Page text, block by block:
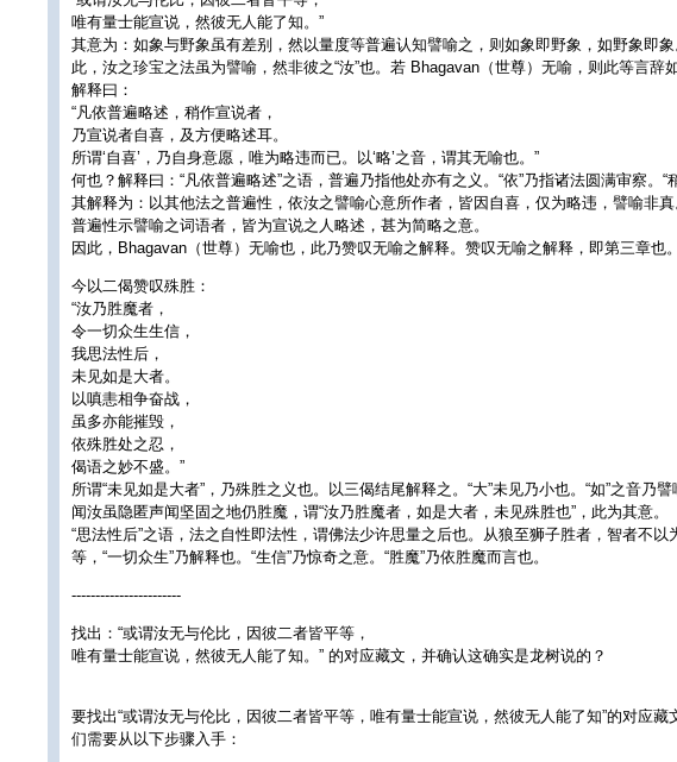
唯有量士能宣说，然彼无人能了知。”
其意为：如象与野象虽有差别，然以量度等普遍认知譬喻之，则如象即野象，如野象即
此，汝之珍宝之法虽为譬喻，然非彼之“汝”也。若 Bhagavan（世尊）无喻，则此等言辞
解释曰：
“凡依普遍略述，稍作宣说者，
乃宣说者自喜，及方便略述耳。
所谓‘自喜’，乃自身意愿，唯为略违而已。以‘略’之音，谓其无喻也。”
何也？解释曰：“凡依普遍略述”之语，普遍乃指他处亦有之义。“依”乃指诸法圆满审察。“稍
其解释为：以其他法之普遍性，依汝之譬喻心意所作者，皆因自喜，仅为略违，譬喻非真
普遍性示譬喻之词语者，皆为宣说之人略述，甚为简略之意。
因此，Bhagavan（世尊）无喻也，此乃赞叹无喻之解释。赞叹无喻之解释，即第三章也。
今以二偈赞叹殊胜：
“汝乃胜魔者，
令一切众生生信，
我思法性后，
未见如是大者。
以嗔恚相争奋战，
虽多亦能摧毁，
依殊胜处之忍，
偈语之妙不盛。”
所谓“未见如是大者”，乃殊胜之义也。以三偈结尾解释之。“大”未见乃小也。“如”之音乃譬
闻汝虽隐匿声闻坚固之地仍胜魔，谓“汝乃胜魔者，如是大者，未见殊胜也”，此为其意。
“思法性后”之语，法之自性即法性，谓佛法少许思量之后也。从狼至狮子胜者，智者不以
等，“一切众生”乃解释也。“生信”乃惊奇之意。“胜魔”乃依胜魔而言也。
-----------------------
找出：“或谓汝无与伦比，因彼二者皆平等，
唯有量士能宣说，然彼无人能了知。” 的对应藏文，并确认这确实是龙树说的？
要找出“或谓汝无与伦比，因彼二者皆平等，唯有量士能宣说，然彼无人能了知”的对应
们需要从以下步骤入手：